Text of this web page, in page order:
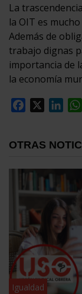
La
la OIT es
Además de
trabajo dignas
importancia de
la economía
Facebook
OTRAS
Igualdad